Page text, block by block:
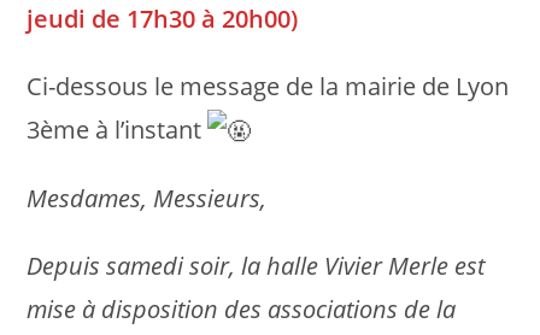
jeudi de 17h30 à 20h00)
Ci-dessous le message de la mairie de Lyon
3ème à l’instant
Mesdames, Messieurs,
Depuis samedi soir, la halle Vivier Merle est
mise à disposition des associations de la